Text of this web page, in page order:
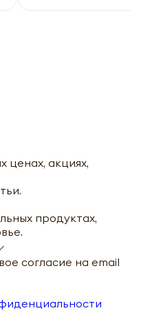
ценах, акциях,
продуктах,
согласие на email